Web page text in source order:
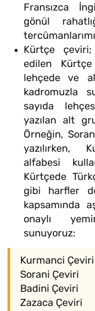
Fransızca
gönül
Kürtçe çeviri;
edilen
lehçede ve
kadromuzla
sayıda
yazılan alt
Örneğin,
yazılırken,
alfabesi
Kürtçede
gibi harfler
kapsamında
onaylı
sunuyoruz:
Kurmanci Çeviri
Sorani Çeviri
Badini Çeviri
Zazaca Çeviri